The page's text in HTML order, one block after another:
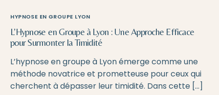
HYPNOSE EN GROUPE LYON
L’Hypnose en Groupe à Lyon : Une Approche Efficace
pour Surmonter la Timidité
L’hypnose en groupe à Lyon émerge comme une
méthode novatrice et prometteuse pour ceux qui
cherchent à dépasser leur timidité. Dans cette […]